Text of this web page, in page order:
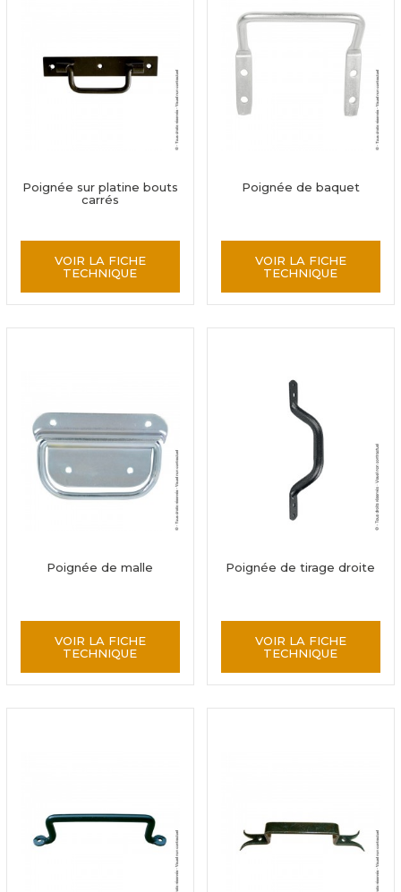
Poignée sur platine bouts
carrés
VOIR LA FICHE
TECHNIQUE
Poignée de baquet
VOIR LA FICHE
TECHNIQUE
Poignée de malle
VOIR LA FICHE
TECHNIQUE
Poignée de tirage droite
VOIR LA FICHE
TECHNIQUE